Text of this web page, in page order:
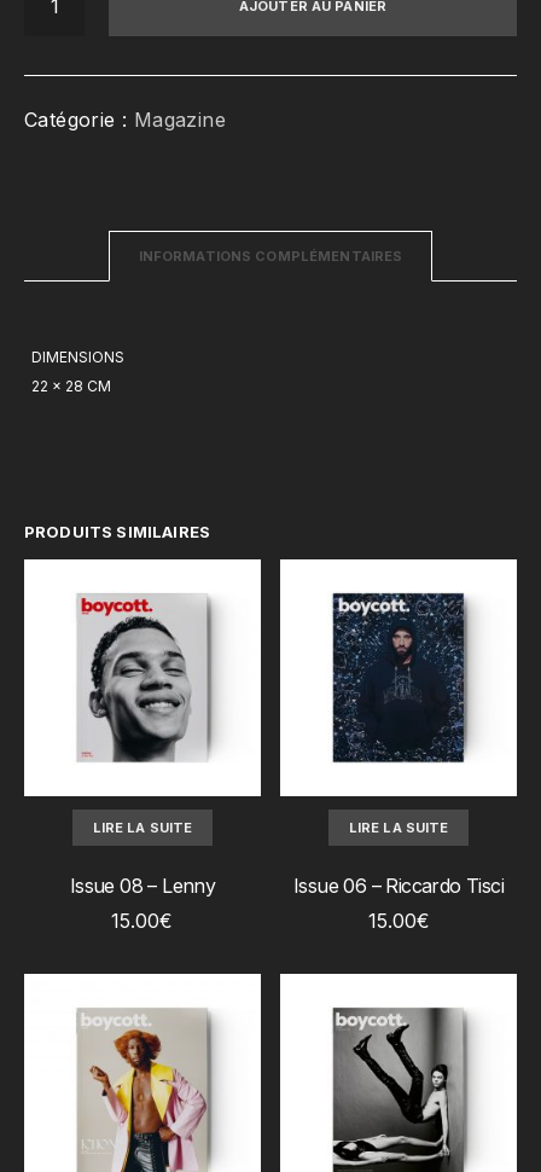
15
Suzanne
AJOUTER AU PANIER
Catégorie : Magazine
INFORMATIONS COMPLÉMENTAIRES
DIMENSIONS
22 × 28 CM
PRODUITS SIMILAIRES
LIRE LA SUITE
Issue 08 – Lenny
15.00€
LIRE LA SUITE
Issue 06 – Riccardo Tisci
15.00€